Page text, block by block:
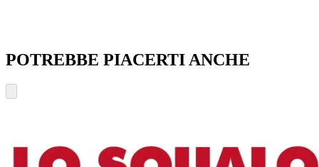
POTREBBE PIACERTI ANCHE